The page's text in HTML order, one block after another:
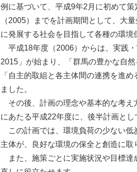
例に基づいて、平成9年2月に初めて
（2005）までを計画期間として、大
に発展する社会を目指して各種の環境
平成18年度（2006）からは、実践
2015」が始まり、「群馬の豊かな自
「自主的取組と各主体間の連携を進
ました。
その後、計画の理念や基本的な考え
にあたる平成22年度に、後半計画と
この計画では、環境負荷の少ない低
主体が、良好な環境の保全と創造に取
また、施策ごとに実施状況や目標達